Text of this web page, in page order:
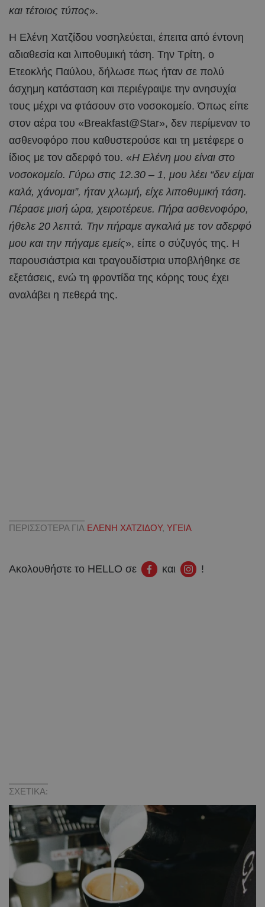
και τέτοιος τύπος».
Η Ελένη Χατζίδου νοσηλεύεται, έπειτα από έντονη
αδιαθεσία και λιποθυμική τάση. Την Τρίτη, ο
Ετεοκλής Παύλου, δήλωσε πως ήταν σε πολύ
άσχημη κατάσταση και περιέγραψε την ανησυχία
τους μέχρι να φτάσουν στο νοσοκομείο. Όπως είπε
στον αέρα του «Breakfast@Star», δεν περίμεναν το
ασθενοφόρο που καθυστερούσε και τη μετέφερε ο
ίδιος με τον αδερφό του. «Η Ελένη μου είναι στο
νοσοκομείο. Γύρω στις 12.30 – 1, μου λέει “δεν είμαι
καλά, χάνομαι”, ήταν χλωμή, είχε λιποθυμική τάση.
Πέρασε μισή ώρα, χειροτέρευε. Πήρα ασθενοφόρο,
ήθελε 20 λεπτά. Την πήραμε αγκαλιά με τον αδερφό
μου και την πήγαμε εμείς», είπε ο σύζυγός της. Η
παρουσιάστρια και τραγουδίστρια υποβλήθηκε σε
εξετάσεις, ενώ τη φροντίδα της κόρης τους έχει
αναλάβει η πεθερά της.
ΠΕΡΙΣΣΟΤΕΡΑ ΓΙΑ ΕΛΕΝΗ ΧΑΤΖΙΔΟΥ, ΥΓΕΙΑ
Ακολουθήστε το HELLO σε και !
ΣΧΕΤΙΚΑ: